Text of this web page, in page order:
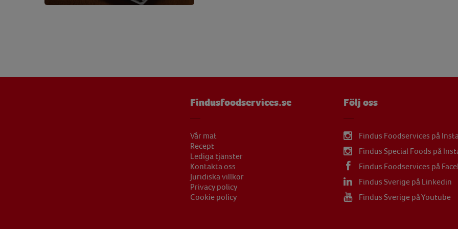
Vitamin D
0,80 µg
Findusfoodservices.se
Vår mat
Recept
Lediga tjänster
Kontakta oss
Juridiska villkor
Privacy policy
Cookie policy
Följ oss
Findus Foodservices på
Findus Special Foods på
Findus Foodservices på
Findus Sverige på Linkedin
Findus Sverige på Youtube